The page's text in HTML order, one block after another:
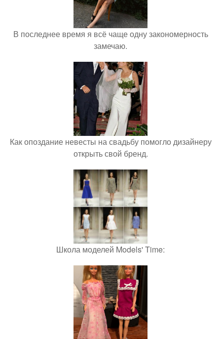
В последнее время я всё чаще одну закономерность
замечаю.
Как опоздание невесты на свадьбу помогло дизайнеру
открыть свой бренд.
Школа моделей Models' Time: